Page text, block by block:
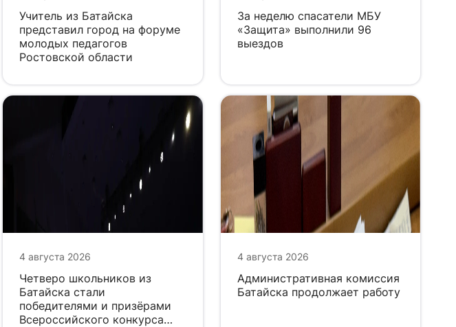
Учитель из Батайска
представил город на форуме
молодых педагогов
Ростовской области
За неделю спасатели МБУ
«Защита» выполнили 96
выездов
4 августа 2026
Четверо школьников из
Батайска стали
победителями и призёрами
Всероссийского конкурса
4 августа 2026
Административная комиссия
Батайска продолжает работу